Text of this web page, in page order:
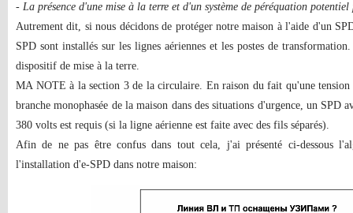
- La présence d'une mise à la terre et d'un système de péréquation
Autrement dit, si nous décidons de protéger notre maison à l'aide d'un
SPD sont installés sur les lignes aériennes et les postes de
dispositif de mise à la terre.
MA NOTE à la section 3 de la circulaire. En raison du fait qu'une tension
branche monophasée de la maison dans des situations d'urgence, un SPD
380 volts est requis (si la ligne aérienne est faite avec des fils séparés).
Afin de ne pas être confus dans tout cela, j'ai présenté ci-dessous
l'installation d'e-SPD dans notre maison: